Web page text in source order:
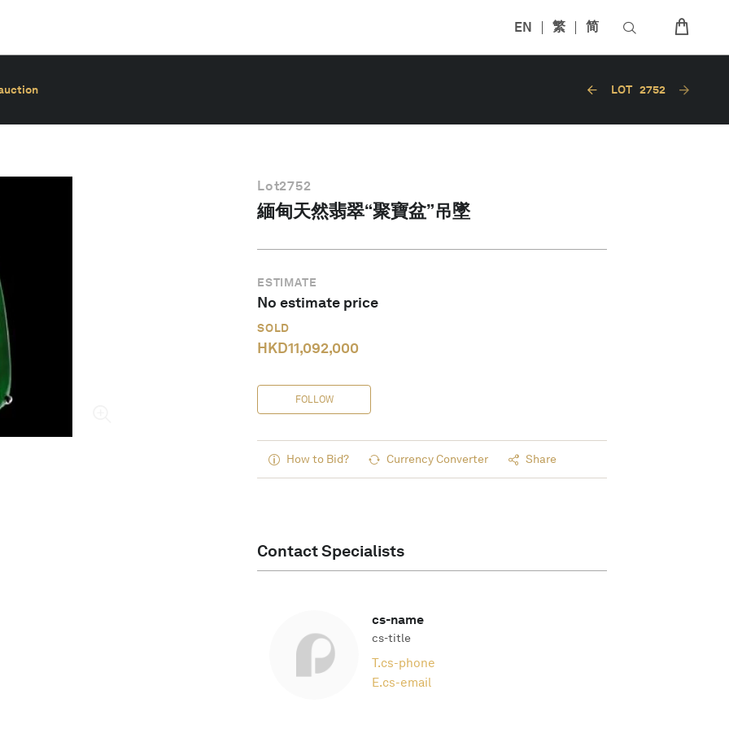
EN 繁 简
LOT 2752
Lot2752
緬甸天然翡翠“聚寶盆”吊墜
ESTIMATE
No estimate price
SOLD
HKD11,092,000
FOLLOW
How to Bid? Currency Converter Share
Contact Specialists
cs-name
cs-title
T.cs-phone
E.cs-email